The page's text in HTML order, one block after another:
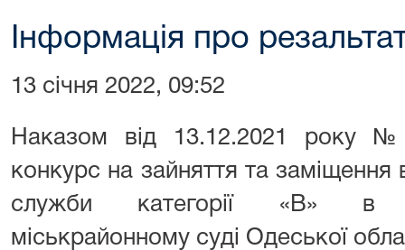
Інформація про
13 січня 2022, 09:52
Наказом від 13.12.2021 року
конкурс на зайняття та заміщення
служби категорії «В» в
міськрайонному суді Одеської